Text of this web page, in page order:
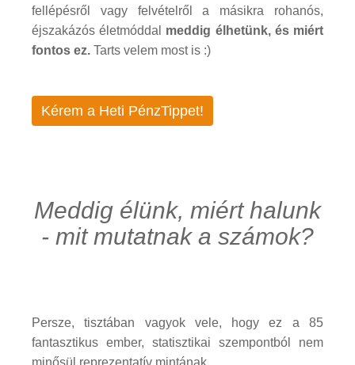
fellépésről vagy felvételről a másikra rohanós,
éjszakázós életmóddal meddig élhetünk, és miért
fontos ez. Tarts velem most is :)
Kérem a Heti PénzTippet!
Meddig élünk, miért halunk
- mit mutatnak a számok?
Persze, tisztában vagyok vele, hogy ez a 85
fantasztikus ember, statisztikai szempontból nem
minősül reprezentatív mintának.